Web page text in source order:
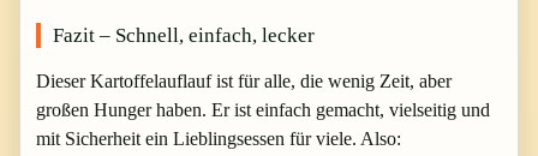
Fazit – Schnell, einfach, lecker
Dieser Kartoffelauflauf ist für alle, die wenig Zeit, aber
großen Hunger haben. Er ist einfach gemacht, vielseitig und
mit Sicherheit ein Lieblingsessen für viele. Also: